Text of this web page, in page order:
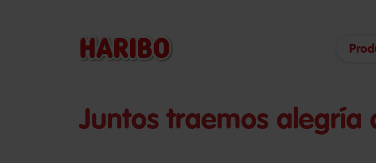
Juntos traemos alegría